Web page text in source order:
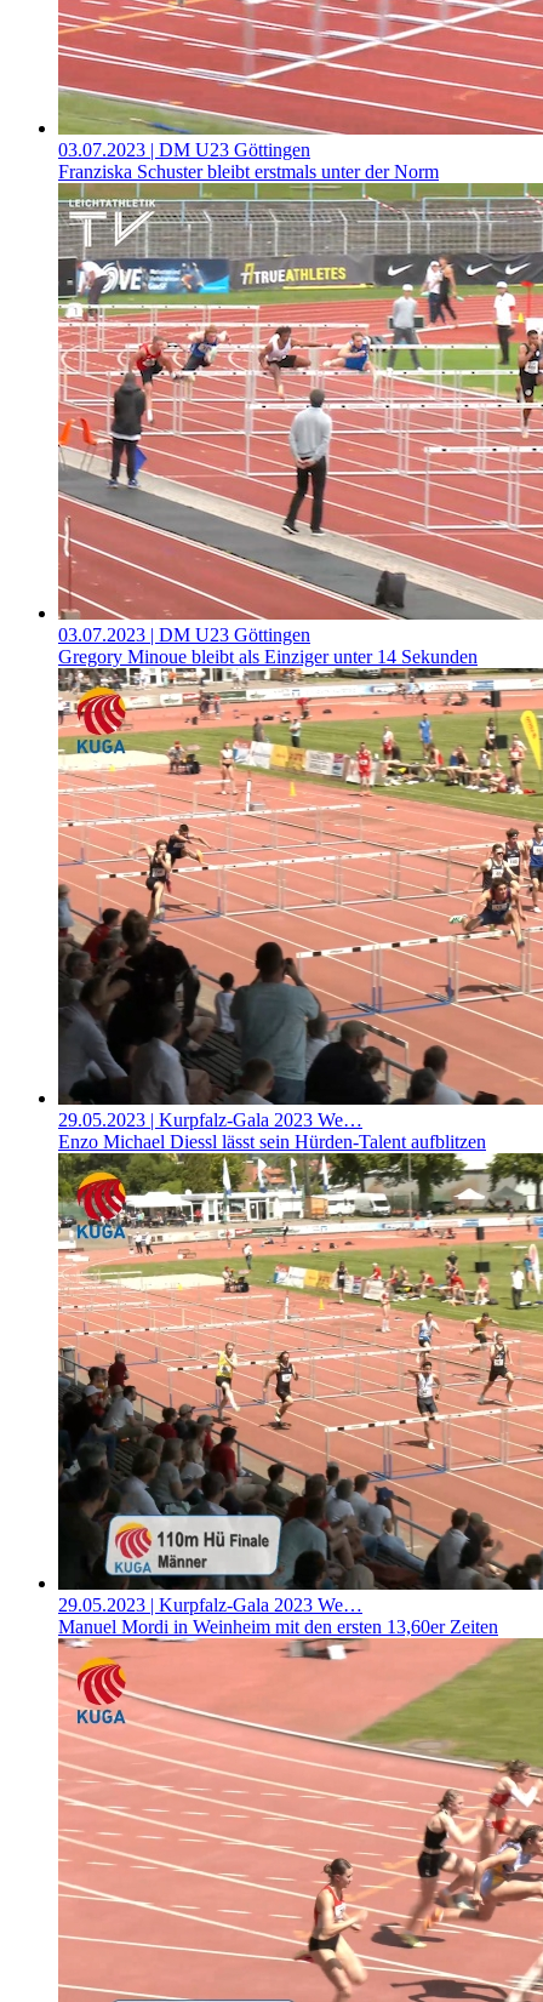
03.07.2023 | DM U23 Göttingen
Franziska Schuster bleibt erstmals unter der Norm
03.07.2023 | DM U23 Göttingen
Gregory Minoue bleibt als Einziger unter 14 Sekunden
29.05.2023 | Kurpfalz-Gala 2023 We…
Enzo Michael Diessl lässt sein Hürden-Talent aufblitzen
29.05.2023 | Kurpfalz-Gala 2023 We…
Manuel Mordi in Weinheim mit den ersten 13,60er Zeiten